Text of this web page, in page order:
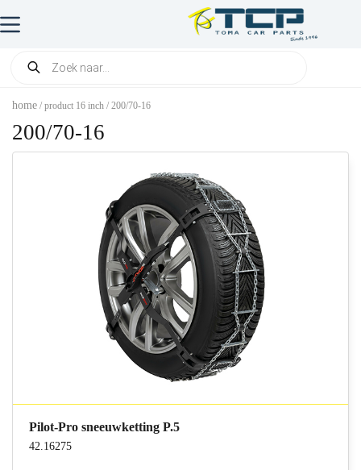
home / product 16 inch / 200/70-16
200/70-16
Pilot-Pro sneeuwketting P.5
42.16275